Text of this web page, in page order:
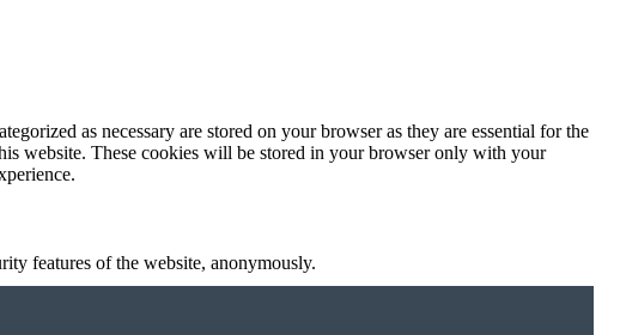
as necessary are stored on your browser as they are essential for the
website. These cookies will be stored in your browser only with your
features of the website, anonymously.